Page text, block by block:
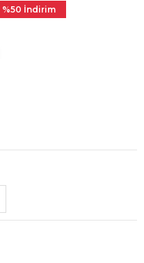
%50 İndirim